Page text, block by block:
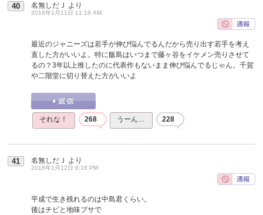
40 名無しだＪ より
2016年1月11日 11:18 AM
最近のジャニーズは若手が伸び悩んでるんだから売り出す若手を考え
直した方がいいよ。特に飯島はいつまで藤ヶ谷をイケメン売りさせて
るの？3年以上推したのに代表作もないまま伸び悩んでるじゃん。千賀
や二階堂に切り替えた方がいいよ
それな！ 268 うーん… 228
41 名無しだＪ より
2016年1月12日 8:18 PM
平成で生き残れるのは中島君くらい。
後はチビと地味ブサで